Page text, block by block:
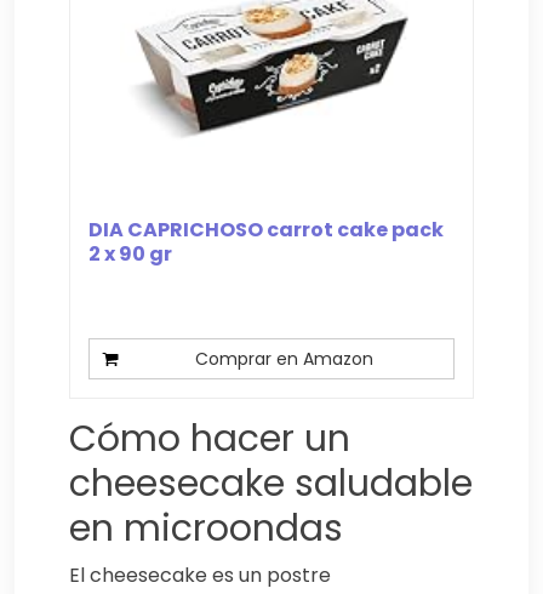
DIA CAPRICHOSO carrot cake pack
2 x 90 gr
Comprar en Amazon
Cómo hacer un
cheesecake saludable
en microondas
El cheesecake es un postre